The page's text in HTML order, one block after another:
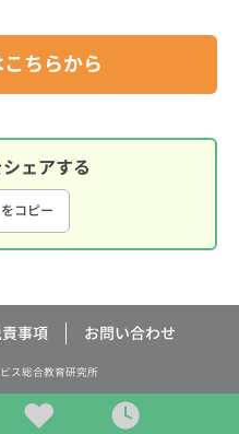
ちらから
ェアする
コピー
事項 お問い合わせ
ス総合教育研究所